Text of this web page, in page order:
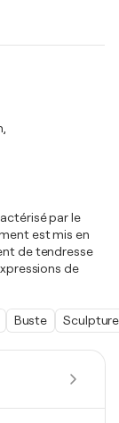
par le
est mis en
de tendresse
de
Buste